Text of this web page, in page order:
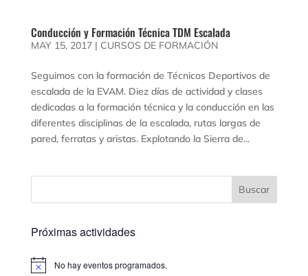
Conducción y Formación Técnica TDM Escalada
MAY 15, 2017| CURSOS DE FORMACIÓN
Seguimos con la formación de Técnicos Deportivos de
escalada de la EVAM. Diez días de actividad y clases
dedicadas a la formación técnica y la conducción en las
diferentes disciplinas de la escalada, rutas largas de
pared, ferratas y aristas. Explotando la Sierra de...
Próximas actividades
Aviso No hay eventos programados.